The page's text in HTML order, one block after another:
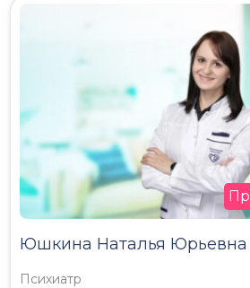
Юшкина Наталья Юрьевна
Психиатр